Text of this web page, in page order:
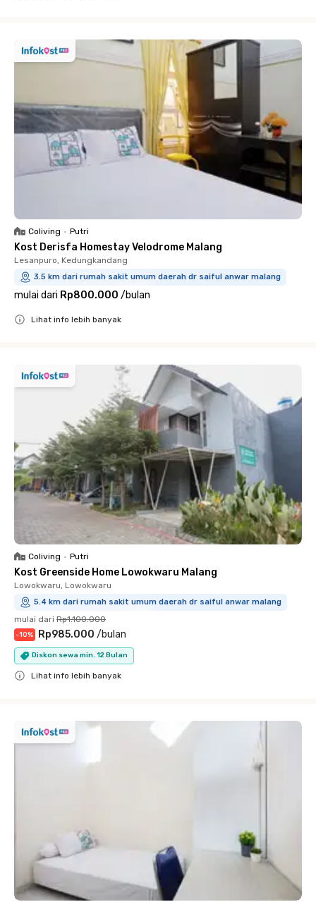
Coliving • Putri
Kost Derisfa Homestay Velodrome Malang
Lesanpuro, Kedungkandang
3.5 km dari rumah sakit umum daerah dr saiful anwar malang
mulai dari Rp800.000 /bulan
Lihat info lebih banyak
Coliving • Putri
Kost Greenside Home Lowokwaru Malang
Lowokwaru, Lowokwaru
5.4 km dari rumah sakit umum daerah dr saiful anwar malang
mulai dari Rp1.100.000
-10% Rp985.000 /bulan
Diskon sewa min. 12 Bulan
Lihat info lebih banyak